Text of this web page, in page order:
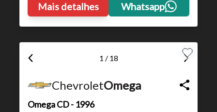
Mais detalhes Whatsapp
1 / 18
ChevroletOmega
OmegaCD - 1996